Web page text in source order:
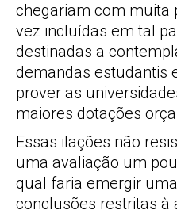
chegariam com muita
vez incluídas em tal
destinadas a
demandas estudantis
prover as
maiores dotações
Essas ilações não
uma avaliação um
qual faria emergir
conclusões restritas à